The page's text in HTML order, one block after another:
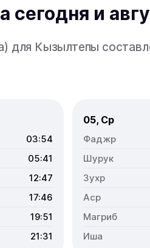
и
Кызылтепы
03:54
05:41
12:47
17:46
19:51
21:31
05, Ср